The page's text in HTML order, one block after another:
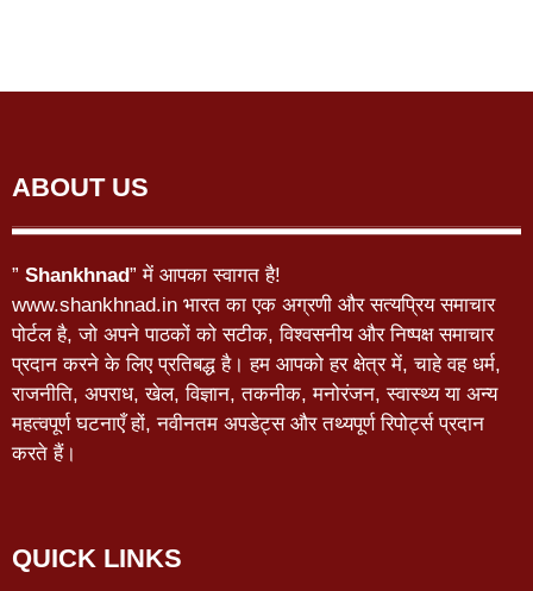
ABOUT US
” Shankhnad” में आपका स्वागत है!
www.shankhnad.in भारत का एक अग्रणी और सत्यप्रिय समाचार
पोर्टल है, जो अपने पाठकों को सटीक, विश्वसनीय और निष्पक्ष समाचार
प्रदान करने के लिए प्रतिबद्ध है। हम आपको हर क्षेत्र में, चाहे वह धर्म,
राजनीति, अपराध, खेल, विज्ञान, तकनीक, मनोरंजन, स्वास्थ्य या अन्य
महत्वपूर्ण घटनाएँ हों, नवीनतम अपडेट्स और तथ्यपूर्ण रिपोर्ट्स प्रदान
करते हैं।
QUICK LINKS